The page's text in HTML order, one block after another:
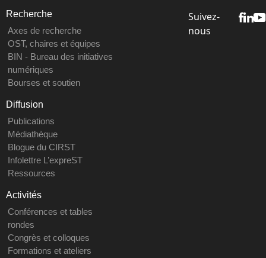
Recherche
Axes de recherche
OST, chaires et équipes
BIN - Bureau des initiatives
numériques
Bourses et soutien
Diffusion
Publications
Médiathèque
Blogue du CIRST
Infolettre L’expreST
Ressources
Activités
Conférences et tables
rondes
Congrès et colloques
Formations et ateliers
Suivez-
nous